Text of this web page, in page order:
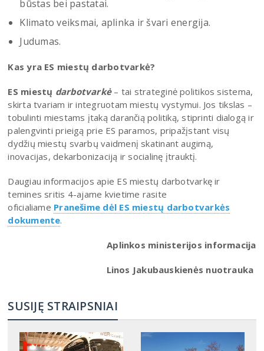
būstas bei pastatai.
Klimato veiksmai, aplinka ir švari energija.
Judumas.
Kas yra ES miestų darbotvarkė?
ES miestų darbotvarkė – tai strateginė politikos sistema,
skirta tvariam ir integruotam miestų vystymui. Jos tikslas –
tobulinti miestams įtaką darančią politiką, stiprinti dialogą ir
palengvinti prieigą prie ES paramos, pripažįstant visų
dydžių miestų svarbų vaidmenį skatinant augimą,
inovacijas, dekarbonizaciją ir socialinę įtrauktį.
Daugiau informacijos apie ES miestų darbotvarkę ir
temines sritis 4-ajame kvietime rasite
oficialiame Pranešime dėl ES miestų darbotvarkės
dokumente.
Aplinkos ministerijos informacija
Linos Jakubauskienės nuotrauka
SUSIJĘ STRAIPSNIAI